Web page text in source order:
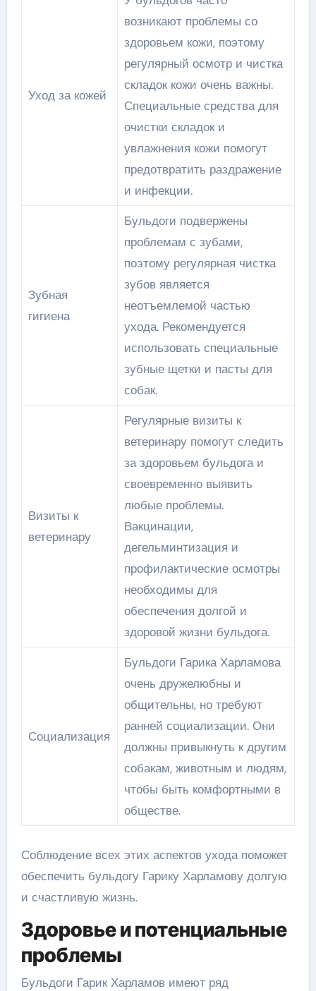
Уход за кожей
возникают проблемы со
здоровьем кожи, поэтому
регулярный осмотр и чистка
складок кожи очень важны.
Специальные средства для
очистки складок и
увлажнения кожи помогут
предотвратить раздражение
и инфекции.
Зубная
гигиена
Бульдоги подвержены
проблемам с зубами,
поэтому регулярная чистка
зубов является
неотъемлемой частью
ухода. Рекомендуется
использовать специальные
зубные щетки и пасты для
собак.
Визиты к
ветеринару
Регулярные визиты к
ветеринару помогут следить
за здоровьем бульдога и
своевременно выявить
любые проблемы.
Вакцинации,
дегельминтизация и
профилактические осмотры
необходимы для
обеспечения долгой и
здоровой жизни бульдога.
Социализация
Бульдоги Гарика Харламова
очень дружелюбны и
общительны, но требуют
ранней социализации. Они
должны привыкнуть к другим
собакам, животным и людям,
чтобы быть комфортными в
обществе.
Соблюдение всех этих аспектов ухода поможет
обеспечить бульдогу Гарику Харламову долгую
и счастливую жизнь.
Здоровье и потенциальные
проблемы
Бульдоги Гарик Харламов имеют ряд